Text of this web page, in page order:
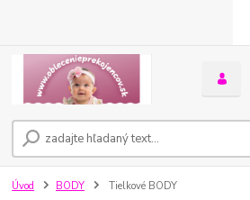
Úvod BODY Tielkové BODY